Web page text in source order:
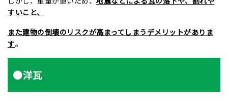
すいこと、
また建物の倒壊のリスクが高まってしまうデメリットがありま
す。
●洋瓦